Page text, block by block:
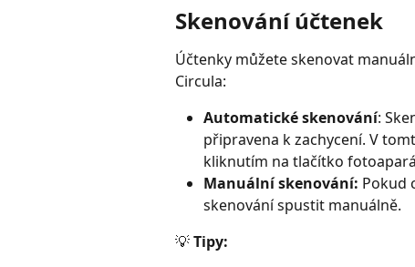
Skenování účtenek
Účtenky můžete skenovat
Circula:
Automatické skenování:
připravena k zachycení. V
kliknutím na tlačítko
Manuální skenování: Pokud
skenování spustit manuálně.
💡 Tipy: